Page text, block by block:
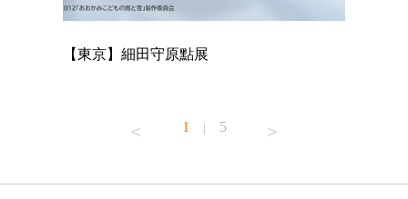
【東京】細田守原點展
1 | 5